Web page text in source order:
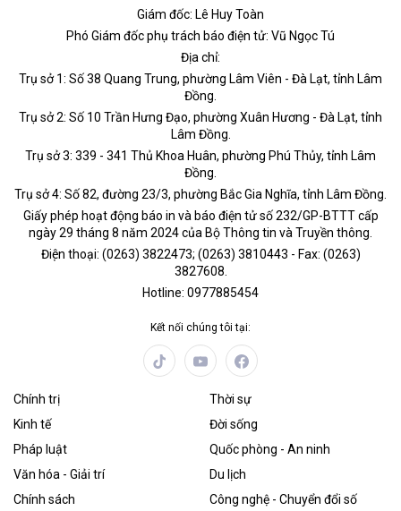
Giám đốc: Lê Huy Toàn
Phó Giám đốc phụ trách báo điện tử: Vũ Ngọc Tú
Địa chỉ:
Trụ sở 1: Số 38 Quang Trung, phường Lâm Viên - Đà Lạt, tỉnh Lâm
Đồng.
Trụ sở 2: Số 10 Trần Hưng Đạo, phường Xuân Hương - Đà Lạt, tỉnh
Lâm Đồng.
Trụ sở 3: 339 - 341 Thủ Khoa Huân, phường Phú Thủy, tỉnh Lâm
Đồng.
Trụ sở 4: Số 82, đường 23/3, phường Bắc Gia Nghĩa, tỉnh Lâm Đồng.
Giấy phép hoạt động báo in và báo điện tử số 232/GP-BTTT cấp
ngày 29 tháng 8 năm 2024 của Bộ Thông tin và Truyền thông.
Điện thoại: (0263) 3822473; (0263) 3810443 - Fax: (0263)
3827608.
Hotline: 0977885454
Kết nối chúng tôi tại:
Chính trị
Thời sự
Kinh tế
Đời sống
Pháp luật
Quốc phòng - An ninh
Văn hóa - Giải trí
Du lịch
Chính sách
Công nghệ - Chuyển đổi số